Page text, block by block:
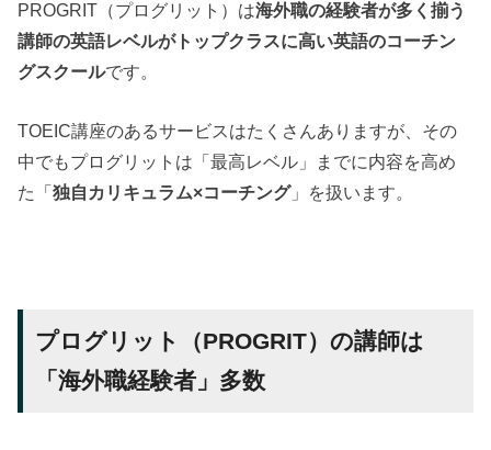
PROGRIT（プログリット）は海外職の経験者が多く揃う
講師の英語レベルがトップクラスに高い英語のコーチン
グスクールです。
TOEIC講座のあるサービスはたくさんありますが、その
中でもプログリットは「最高レベル」までに内容を高め
た「独自カリキュラム×コーチング」を扱います。
プログリット（PROGRIT）の講師は
「海外職経験者」多数